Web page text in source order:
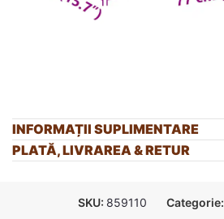
INFORMAȚII SUPLIMENTARE
PLATĂ, LIVRAREA & RETUR
SKU: 859110 Categorie: